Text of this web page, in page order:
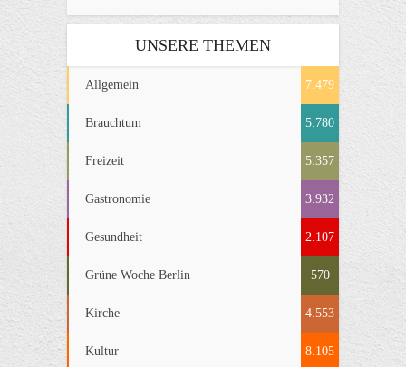
UNSERE THEMEN
Allgemein 7.479
Brauchtum 5.780
Freizeit 5.357
Gastronomie 3.932
Gesundheit 2.107
Grüne Woche Berlin 570
Kirche 4.553
Kultur 8.105